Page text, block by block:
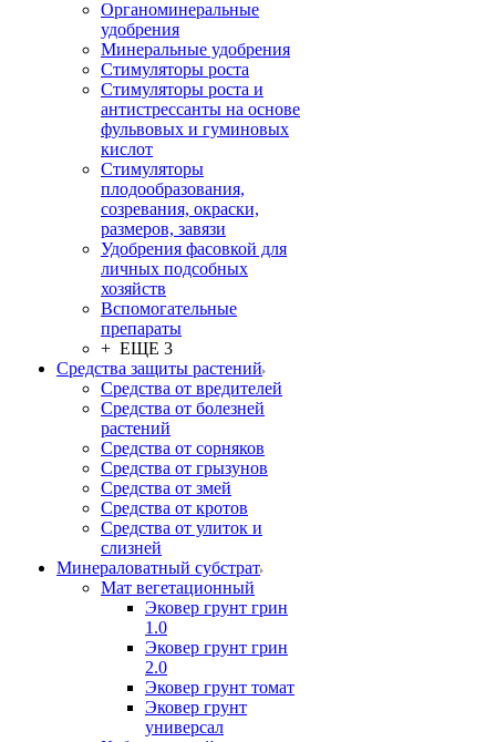
Органоминеральные
удобрения
Минеральные удобрения
Стимуляторы роста
Стимуляторы роста и
антистрессанты на основе
фульвовых и гуминовых
кислот
Стимуляторы
плодообразования,
созревания, окраски,
размеров, завязи
Удобрения фасовкой для
личных подсобных
хозяйств
Вспомогательные
препараты
+ ЕЩЕ 3
Средства защиты растений
Средства от вредителей
Средства от болезней
растений
Средства от сорняков
Средства от грызунов
Средства от змей
Средства от кротов
Средства от улиток и
слизней
Минераловатный субстрат
Мат вегетационный
Эковер грунт грин
1.0
Эковер грунт грин
2.0
Эковер грунт томат
Эковер грунт
универсал